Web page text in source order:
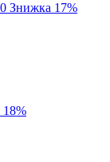
Знижка 17%
18%